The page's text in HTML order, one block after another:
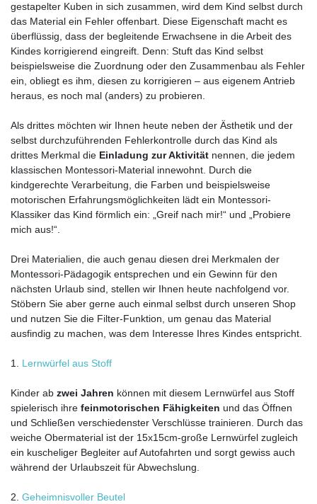
gestapelter Kuben in sich zusammen, wird dem Kind selbst durch
das Material ein Fehler offenbart. Diese Eigenschaft macht es
überflüssig, dass der begleitende Erwachsene in die Arbeit des
Kindes korrigierend eingreift. Denn: Stuft das Kind selbst
beispielsweise die Zuordnung oder den Zusammenbau als Fehler
ein, obliegt es ihm, diesen zu korrigieren – aus eigenem Antrieb
heraus, es noch mal (anders) zu probieren.
Als drittes möchten wir Ihnen heute neben der Ästhetik und der
selbst durchzuführenden Fehlerkontrolle durch das Kind als
drittes Merkmal die Einladung zur Aktivität nennen, die jedem
klassischen Montessori-Material innewohnt. Durch die
kindgerechte Verarbeitung, die Farben und beispielsweise
motorischen Erfahrungsmöglichkeiten lädt ein Montessori-
Klassiker das Kind förmlich ein: „Greif nach mir!“ und „Probiere
mich aus!“.
Drei Materialien, die auch genau diesen drei Merkmalen der
Montessori-Pädagogik entsprechen und ein Gewinn für den
nächsten Urlaub sind, stellen wir Ihnen heute nachfolgend vor.
Stöbern Sie aber gerne auch einmal selbst durch unseren Shop
und nutzen Sie die Filter-Funktion, um genau das Material
ausfindig zu machen, was dem Interesse Ihres Kindes entspricht.
1. Lernwürfel aus Stoff
Kinder ab zwei Jahren können mit diesem Lernwürfel aus Stoff
spielerisch ihre feinmotorischen Fähigkeiten und das Öffnen
und Schließen verschiedenster Verschlüsse trainieren. Durch das
weiche Obermaterial ist der 15x15cm-große Lernwürfel zugleich
ein kuscheliger Begleiter auf Autofahrten und sorgt gewiss auch
während der Urlaubszeit für Abwechslung.
2. Geheimnisvoller Beutel